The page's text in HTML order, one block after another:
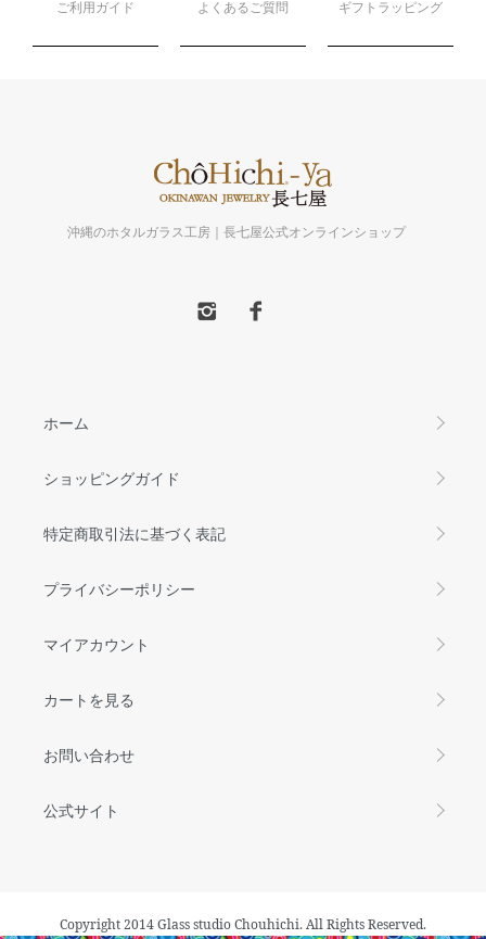
ご利用ガイド よくあるご質問 ギフトラッピング
沖縄のホタルガラス工房｜長七屋公式オンラインショップ
ホーム
ショッピングガイド
特定商取引法に基づく表記
プライバシーポリシー
マイアカウント
カートを見る
お問い合わせ
公式サイト
Copyright 2014 Glass studio Chouhichi. All Rights Reserved.